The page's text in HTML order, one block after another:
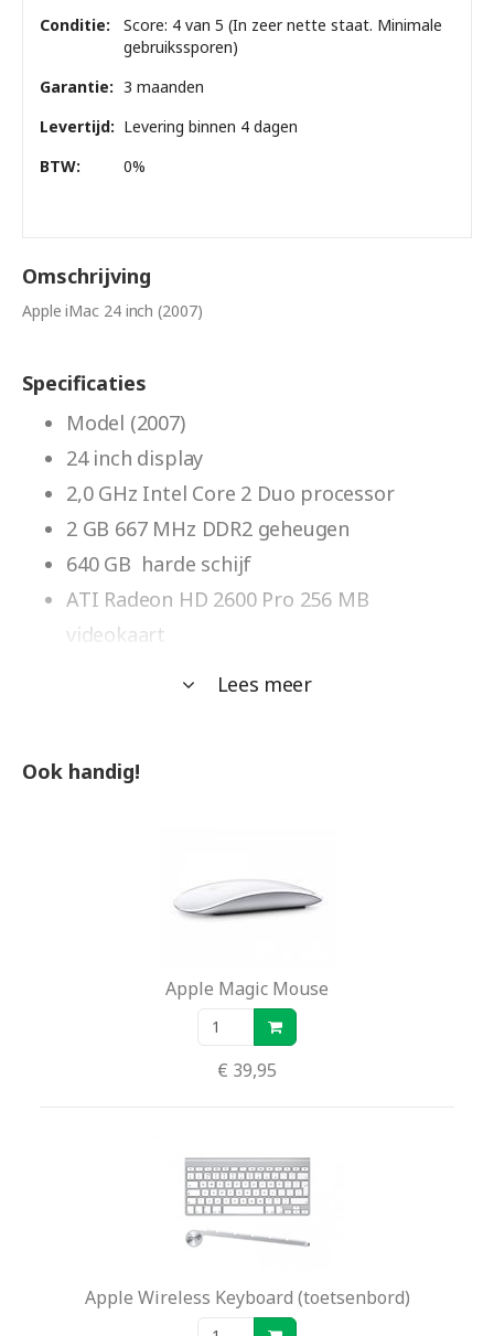
Conditie:
Score: 4 van 5 (In zeer nette staat. Minimale
gebruikssporen)
Garantie: 3 maanden
Levertijd: Levering binnen 4 dagen
BTW:
0%
Omschrijving
Apple iMac 24 inch (2007)
Specificaties
Model (2007)
24 inch display
2,0 GHz Intel Core 2 Duo processor
2 GB 667 MHz DDR2 geheugen
640 GB harde schijf
ATI Radeon HD 2600 Pro 256 MB
videokaart
Lees meer
Ook handig!
Apple Magic Mouse
€ 39,95
Apple Wireless Keyboard (toetsenbord)